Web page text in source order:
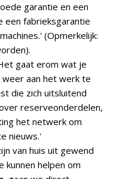
garantie en een
fabrieksgarantie
(Opmerkelijk:
gaat erom wat je
aan het werk te
die zich uitsluitend
reserveonderdelen,
het netwerk om
nieuws.'
van huis uit gewend
helpen om